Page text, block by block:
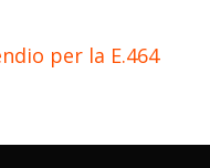
per la E.464